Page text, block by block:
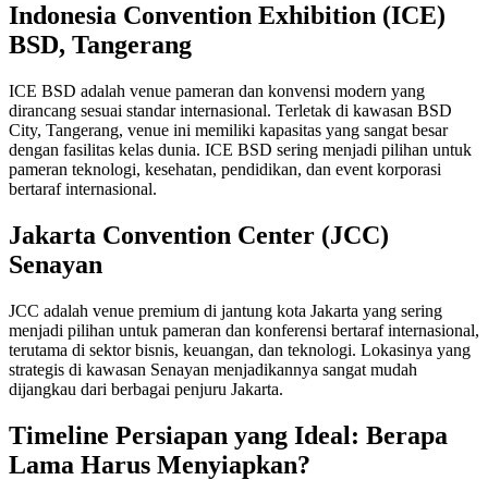
Indonesia Convention Exhibition (ICE)
BSD, Tangerang
ICE BSD adalah venue pameran dan konvensi modern yang
dirancang sesuai standar internasional. Terletak di kawasan BSD
City, Tangerang, venue ini memiliki kapasitas yang sangat besar
dengan fasilitas kelas dunia. ICE BSD sering menjadi pilihan untuk
pameran teknologi, kesehatan, pendidikan, dan event korporasi
bertaraf internasional.
Jakarta Convention Center (JCC)
Senayan
JCC adalah venue premium di jantung kota Jakarta yang sering
menjadi pilihan untuk pameran dan konferensi bertaraf internasional,
terutama di sektor bisnis, keuangan, dan teknologi. Lokasinya yang
strategis di kawasan Senayan menjadikannya sangat mudah
dijangkau dari berbagai penjuru Jakarta.
Timeline Persiapan yang Ideal: Berapa
Lama Harus Menyiapkan?